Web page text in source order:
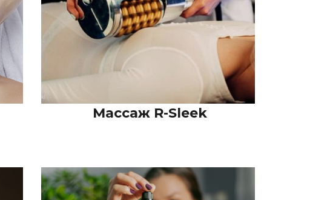
Массаж R-Sleek